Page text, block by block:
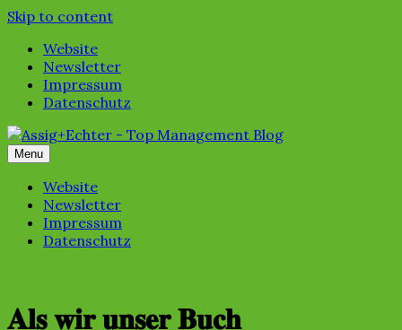
Skip to content
Website
Newsletter
Impressum
Datenschutz
Menu
Website
Newsletter
Impressum
Datenschutz
𝐀𝐥𝐬 𝐰𝐢𝐫 𝐮𝐧𝐬𝐞𝐫 𝐁𝐮𝐜𝐡